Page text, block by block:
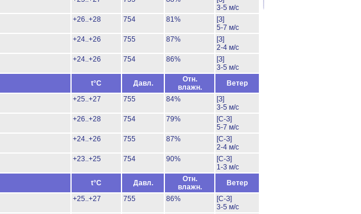
3-5 м/с
+26..+28 754 81%
[З]
5-7 м/с
+24..+26 755 87%
[З]
2-4 м/с
+24..+26 754 86%
[З]
3-5 м/с
t°C Давл.
Отн.
влажн.
Ветер
+25..+27 755 84%
[З]
3-5 м/с
+26..+28 754 79%
[С-З]
5-7 м/с
+24..+26 755 87%
[С-З]
2-4 м/с
+23..+25 754 90%
[С-З]
1-3 м/с
t°C Давл.
Отн.
влажн.
Ветер
+25..+27 755 86%
[С-З]
3-5 м/с